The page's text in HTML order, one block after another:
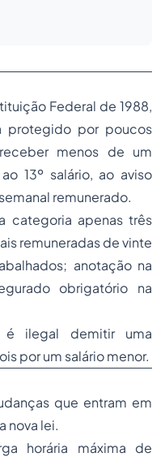
Federal de 1988,
protegido por poucos
menos de um
13º salário, ao aviso
remunerado.
categoria apenas três
remuneradas de vinte
anotação na
obrigatório na
é ilegal demitir uma
por um salário menor.
que entram em
nova lei.
horária máxima de